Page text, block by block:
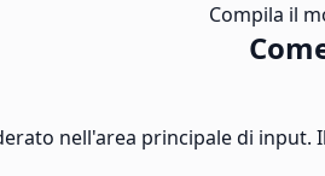
Compila il
nell'area principale di